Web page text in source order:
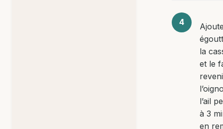
la
et le
l’ail
à 3
en